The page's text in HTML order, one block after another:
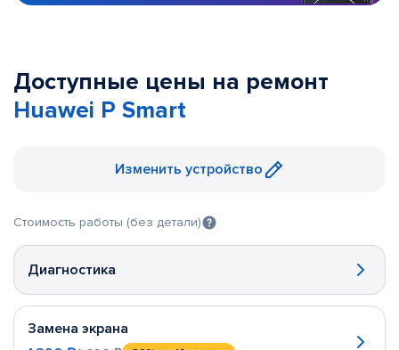
Доступные цены на ремонт
Huawei P Smart
Изменить устройство
Стоимость работы (без детали)
Диагностика
Замена экрана